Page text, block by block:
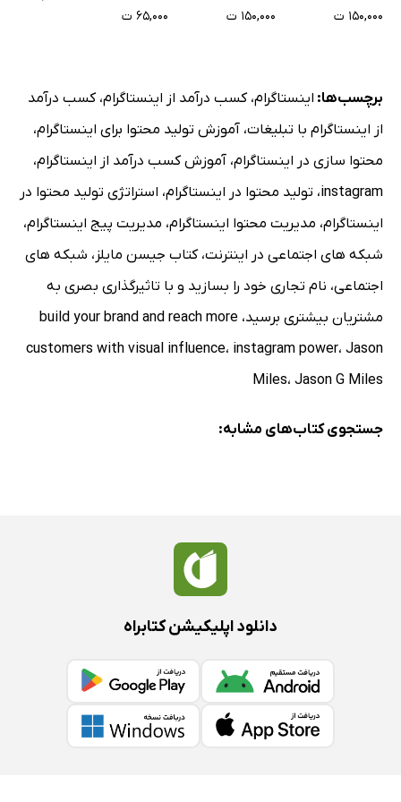
می‌کند
ایده پنجم: هرگز خسته کننده و کسل کننده نباشید
ایده ششم: تصاویر محصولات را به صورت جالب و جذاب تهیه
کنید
ایده هفتم: از کارهای تکراری خودداری کنید
ایده هشتم: ساده سازی و مختصر کردن
به یاد داشته باشید اول تصویر سپس کلمات
فصل 13: از کمپین‌های چند مرحله‌ای و تولید محتوا توسط
کاربران استفاده کنید
شروع کمپین‌های چند مرحله‌ای
بازاریابی از طریق محتوای تولید شده توسط کاربران
انتشار مجدد (اشتراک گذاری) محتوای دیگران با کسب اجازه
اقدامات عملی
۱۵۰,۰۰۰ ت
۱۵۰,۰۰۰ ت
۶۵,۰۰۰ ت
برچسب‌ها: اینستاگرام،کسب درآمد از اینستاگرام،کسب درآمد
از اینستاگرام با تبلیغات، آموزش تولید محتوا برای اینستاگرام،
محتوا سازی در اینستاگرام، آموزش کسب درآمد از اینستاگرام،
instagram، تولید محتوا در اینستاگرام، استراتژی تولید محتوا در
اینستاگرام، مدیریت محتوا اینستاگرام، مدیریت پیج اینستاگرام،
شبکه های اجتماعی در اینترنت،کتاب جیسن مایلز ، شبکه های
اجتماعی، نام تجاری خود را بسازید و با تاثیرگذاری بصری به
مشتریان بیشتری برسید، build your brand and reach more
customers with visual influence، instagram power، Jason
Miles، Jason G Miles
جستجوی کتاب‌های مشابه:
دانلود اپلیکیشن کتابراه